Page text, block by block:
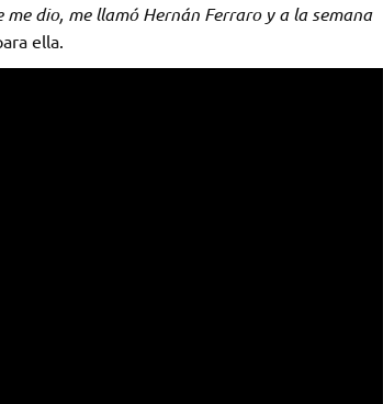
dio, me llamó Hernán Ferraro y a la semana
ella.